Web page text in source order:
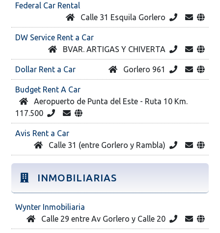
Federal Car Rental
Calle 31 Esquila Gorlero
DW Service Rent a Car
BVAR. ARTIGAS Y CHIVERTA
Dollar Rent a Car Gorlero 961
Budget Rent A Car
Aeropuerto de Punta del Este - Ruta 10 Km.
117.500
Avis Rent a Car
Calle 31 (entre Gorlero y Rambla)
INMOBILIARIAS
Wynter Inmobiliaria
Calle 29 entre Av Gorlero y Calle 20